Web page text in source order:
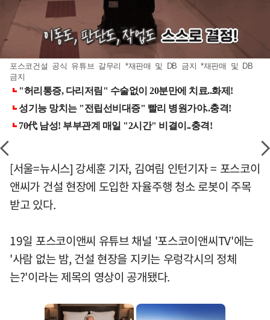
포스코건설 공식 유튜브 갈무리 *재판매 및 DB 금지 *재판매 및 DB
금지
[서울=뉴시스] 강세훈 기자, 김여림 인턴기자 = 포스코이
앤씨가 건설 현장에 도입한 자율주행 청소 로봇이 주목
받고 있다.
19일 포스코이앤씨 유튜브 채널 '포스코이앤씨TV'에는
'사람 없는 밤, 건설 현장을 지키는 우렁각시의 정체
는?'이라는 제목의 영상이 공개됐다.